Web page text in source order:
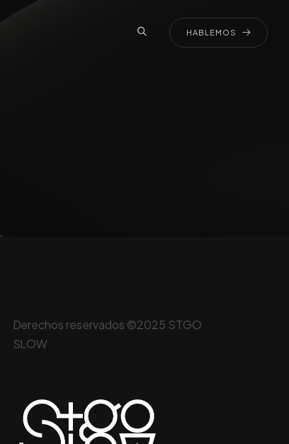
HABLEMOS
Derechos reservados ©2025 STGO
SLOW